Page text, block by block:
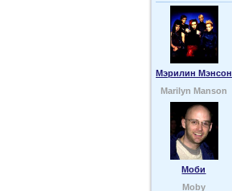
Мэрилин Мэнсон
Marilyn Manson
Моби
Moby